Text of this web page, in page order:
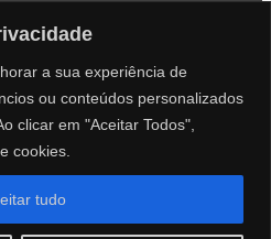
a sua experiência de
ou conteúdos personalizados
clicar em "Aceitar Todos",
cookies.
tudo
Coutinho